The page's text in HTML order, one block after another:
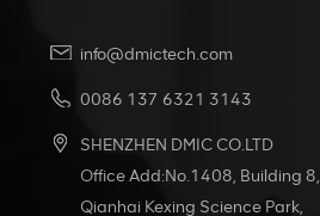
info@dmictech.com
0086 137 6321 3143
SHENZHEN DMIC CO.LTD
Office Add:No.1408, Building 8,
Qianhai Kexing Science Park,